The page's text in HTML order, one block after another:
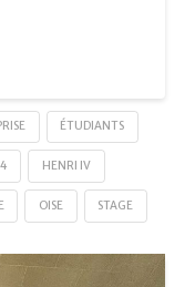
ÉTUDIANTS
HENRI IV
OISE STAGE